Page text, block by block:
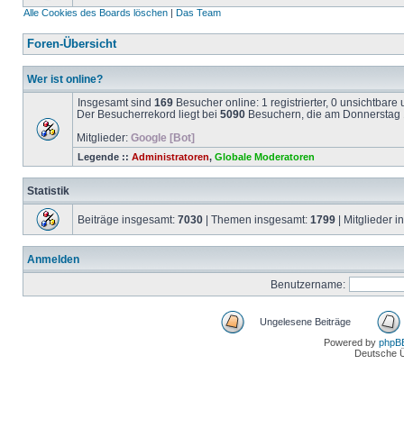
Alle Cookies des Boards löschen | Das Team
Foren-Übersicht
Wer ist online?
Insgesamt sind 169 Besucher online: 1 registrierter, 0
Der Besucherrekord liegt bei 5090 Besuchern, die am
Mitglieder: Google [Bot]
Legende :: Administratoren, Globale Moderatoren
Statistik
Beiträge insgesamt: 7030 | Themen insgesamt: 1799 | Mitglieder
Anmelden
Benutzername:
Ungelesene Beiträge
Powered by
Deutsche